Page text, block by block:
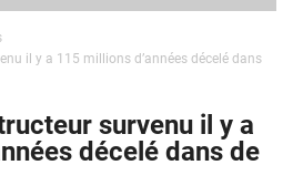
il y a 115 millions d’années décelé dans
survenu il y a
décelé dans de